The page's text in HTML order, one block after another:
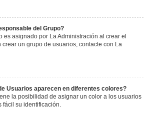
del Grupo?
es asignado por La Administración al crear el
un grupo de usuarios, contacte con La
Usuarios aparecen en diferentes colores?
la posibilidad de asignar un color a los usuarios
fácil su identificación.